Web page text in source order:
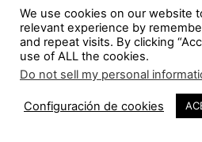
Miquel Lacasta
113 Publicaciones 0
https://
José Ramón
112 Publicaciones 0
http://
We use cookies on our website
relevant experience by
and repeat visits. By clicking
use of ALL the cookies.
Do not sell my personal
Configuración de cookies